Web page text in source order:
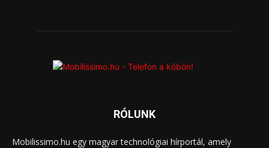
RÓLUNK
Mobilissimo.hu egy magyar technológiai hírportál, amely